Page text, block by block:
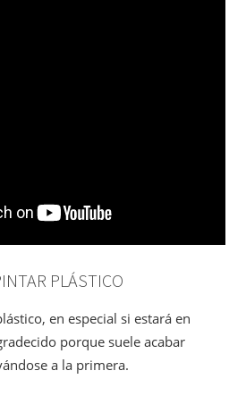
PLÁSTICO
en especial si estará en
porque suele acabar
a la primera.